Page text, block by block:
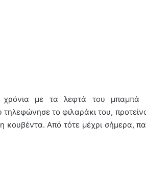
με τα λεφτά του μπαμπά
το φιλαράκι του,
κουβέντα. Από τότε μέχρι σήμερα,